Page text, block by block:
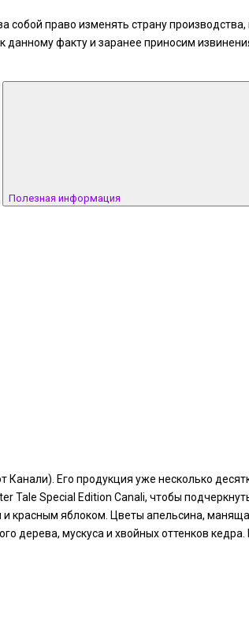
право изменять страну
факту и заранее приносим
Полезная информация
Его продукция уже несколько
Tale Special Edition Canali, чтобы
красным яблоком. Цветы апельсина,
дерева, мускуса и хвойных оттенков кедра.